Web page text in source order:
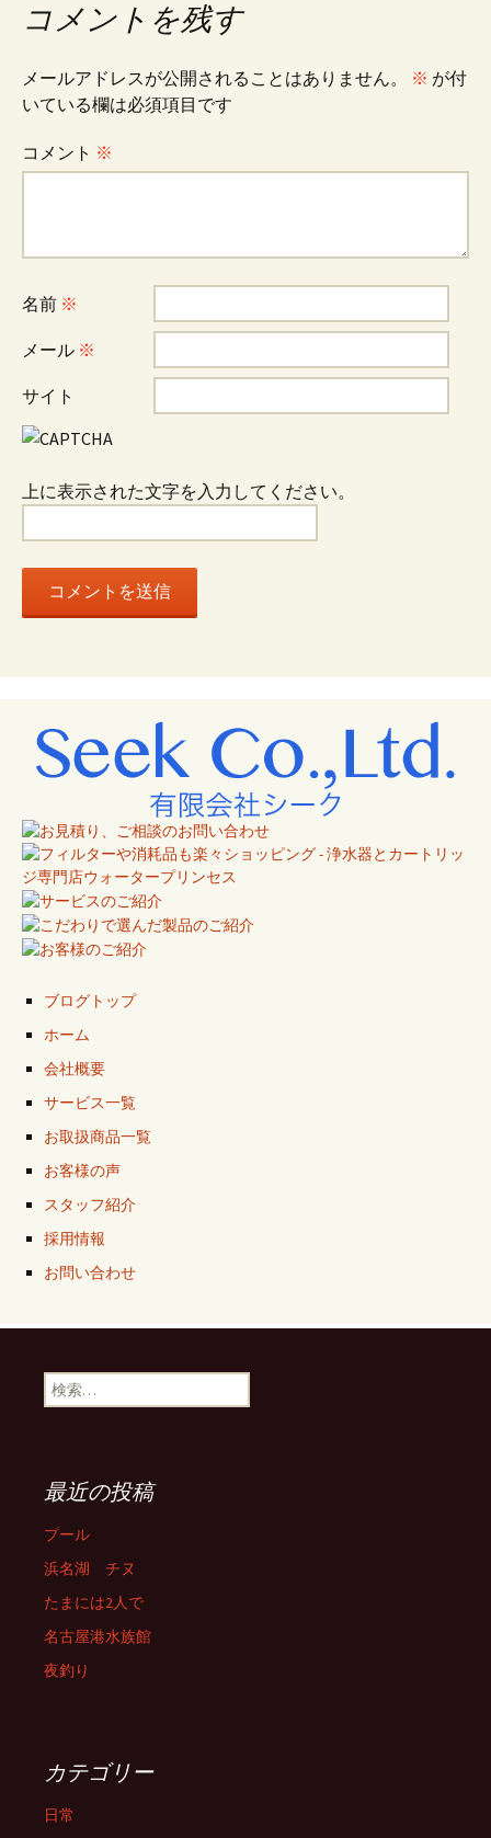
ナ
ビ
ゲ
ー
シ
ョ
ン
コメントを残す
メールアドレスが公開されることはありません。 ※ が付
いている欄は必須項目です
コメント ※
名前 ※
メール ※
サイト
上に表示された文字を入力してください。
ブログトップ
ホーム
会社概要
サービス一覧
お取扱商品一覧
お客様の声
スタッフ紹介
採用情報
お問い合わせ
検
索:
最近の投稿
プール
浜名湖 チヌ
たまには2人で
名古屋港水族館
夜釣り
カテゴリー
日常